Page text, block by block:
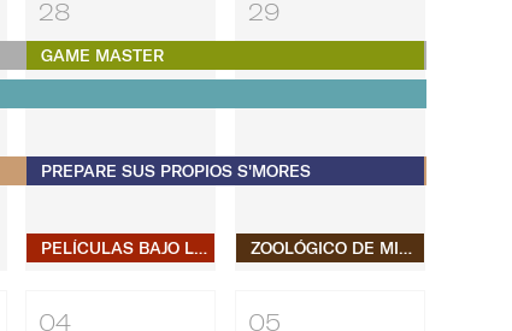
28
GAME MASTER
PREPARE SUS PROPIOS S'MORES
PELÍCULAS BAJO LAS ESTRELLAS
29
ZOOLÓGICO DE MIAMI EN LA PLAYA
04 05